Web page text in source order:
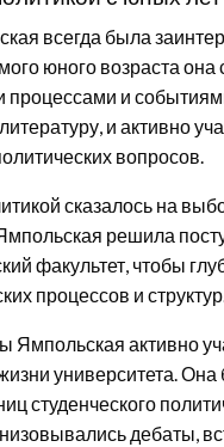
всегда была
юного возраста она
процессами и
и активно
вопросов.
сказалось на
решила
факультет, чтобы
процессов и
Ямпольская активно
университета.
студенческого
дебаты,